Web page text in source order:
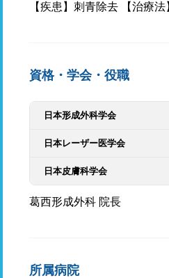
【疾患】刺青除去 【治療
資格・学会・役職
日本形成外科学会
日本レーザー医学会
日本皮膚科学会
葛西形成外科 院長
所属病院